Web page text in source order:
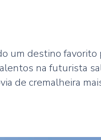
um destino favorito
na futurista
de cremalheira